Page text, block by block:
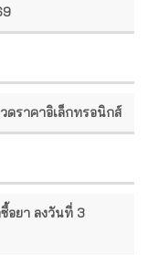
ดราคาอิเล็กทรอนิกส์
อยา ลงวันที่ 3